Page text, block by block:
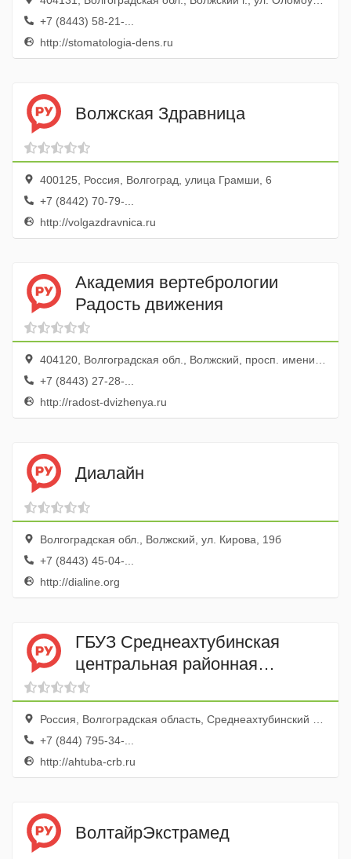
+7 (8443) 58-21-...
http://stomatologia-dens.ru
Волжская Здравница
400125, Россия, Волгоград, улица Грамши, 6
+7 (8442) 70-79-...
http://volgazdravnica.ru
Академия вертебрологии
Радость движения
404120, Волгоградская обл., Волжский, просп. имени Ленина, 97
+7 (8443) 27-28-...
http://radost-dvizhenya.ru
Диалайн
Волгоградская обл., Волжский, ул. Кирова, 19б
+7 (8443) 45-04-...
http://dialine.org
ГБУЗ Среднеахтубинская
центральная районная
больница
Россия, Волгоградская область, Среднеахтубинский район, рабочий поселок Средняя Ахтуба, Больничный переулок, 2
+7 (844) 795-34-...
http://ahtuba-crb.ru
ВолтайрЭкстрамед